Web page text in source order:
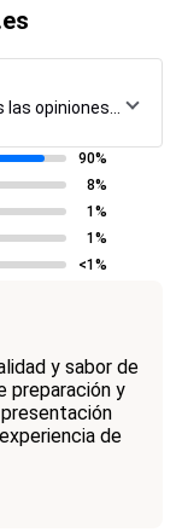
90%
8%
1%
1%
<1%
y sabor de
preparación y
de